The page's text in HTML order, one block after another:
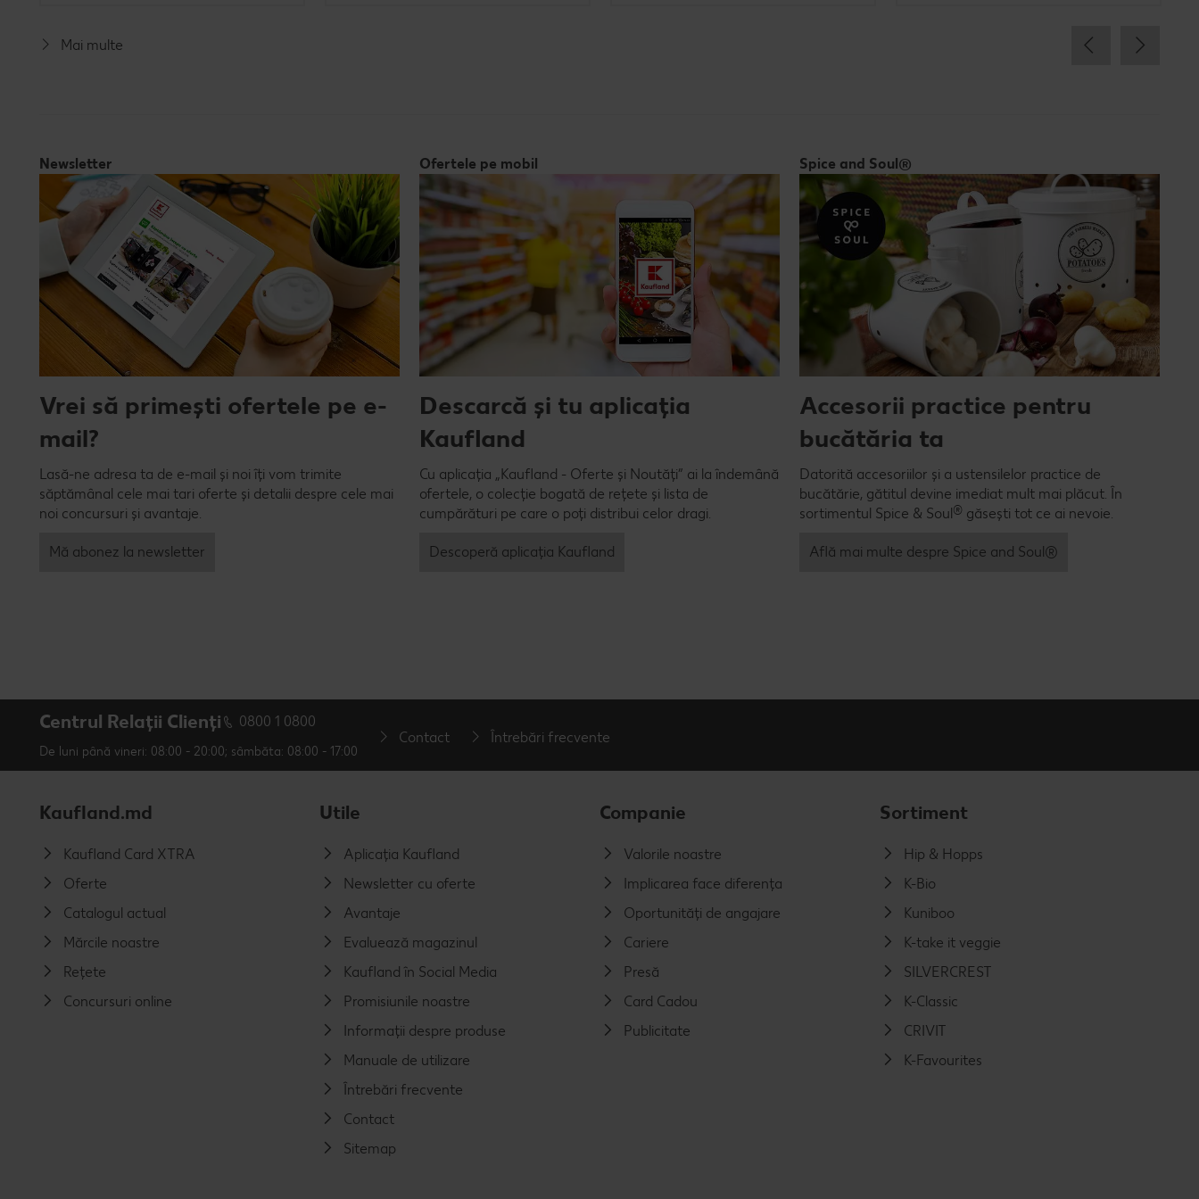
Mai multe
Newsletter
Vrei să primești ofertele pe e-
mail?
Lasă-ne adresa ta de e-mail și noi îți vom trimite
săptămânal cele mai tari oferte și detalii despre cele mai
noi concursuri și avantaje.
Mă abonez la newsletter
Ofertele pe mobil
Descarcă și tu aplicația
Kaufland
Cu aplicația „Kaufland - Oferte și Noutăți” ai la îndemână
ofertele, o colecție bogată de rețete și lista de
cumpărături pe care o poți distribui celor dragi.
Descoperă aplicația Kaufland
Spice and Soul®
Accesorii practice pentru
bucătăria ta
Datorită accesoriilor și a ustensilelor practice de
bucătărie, gătitul devine imediat mult mai plăcut. În
sortimentul Spice & Soul ® găsești tot ce ai nevoie.
Află mai multe despre Spice and Soul®
Centrul Relații Clienți 0800 1 0800
De luni până vineri: 08:00 - 20:00; sâmbăta: 08:00 - 17:00
Contact Întrebări frecvente
Kaufland.md
Kaufland Card XTRA
Oferte
Catalogul actual
Mărcile noastre
Rețete
Concursuri online
Utile
Aplicația Kaufland
Newsletter cu oferte
Avantaje
Evaluează magazinul
Kaufland în Social Media
Promisiunile noastre
Informații despre produse
Manuale de utilizare
Întrebări frecvente
Contact
Sitemap
Companie
Valorile noastre
Implicarea face diferența
Oportunități de angajare
Cariere
Presă
Card Cadou
Publicitate
Sortiment
Hip & Hopps
K-Bio
Kuniboo
K-take it veggie
SILVERCREST
K-Classic
CRIVIT
K-Favourites